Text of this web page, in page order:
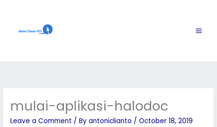
content
mulai-aplikasi-halodoc
Leave a Comment / Byantoniclianto /October 18, 2019